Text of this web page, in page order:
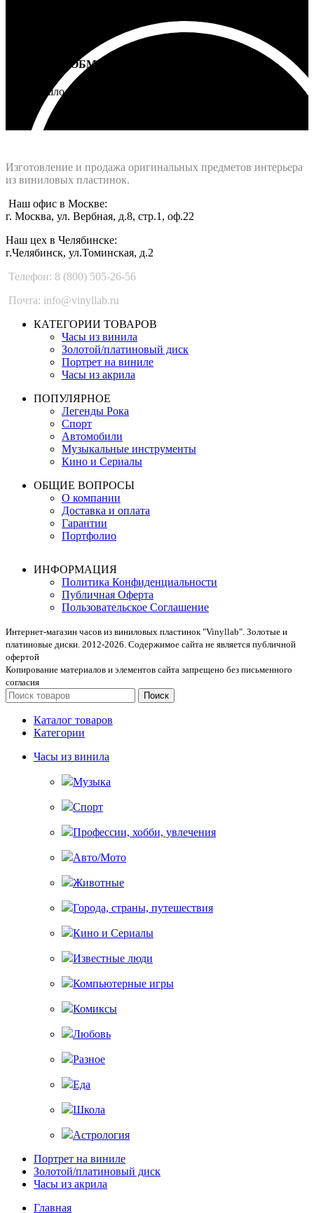
ВОЗВРАТ И ОБМЕН
Не подошло - вернем деньги
Изготовление и продажа оригинальных предметов интерьера
из виниловых пластинок.
Наш офис в Москве:
г. Москва, ул. Вербная, д.8, стр.1, оф.22
Наш цех в Челябинске:
г.Челябинск, ул.Томинская, д.2
Телефон: 8 (800) 505-26-56
Почта: info@vinyllab.ru
КАТЕГОРИИ ТОВАРОВ
Часы из винила
Золотой/платиновый диск
Портрет на виниле
Часы из акрила
ПОПУЛЯРНОЕ
Легенды Рока
Спорт
Автомобили
Музыкальные инструменты
Кино и Сериалы
ОБЩИЕ ВОПРОСЫ
О компании
Доставка и оплата
Гарантии
Портфолио
ИНФОРМАЦИЯ
Политика Конфиденциальности
Публичная Оферта
Пользовательское Соглашение
Интернет-магазин часов из виниловых пластинок "Vinyllab". Золотые и
платиновые диски. 2012-2026. Содержимое сайта не является публичной
офертой
Копирование материалов и элементов сайта запрещено без письменного
согласия
Поиск
Каталог товаров
Категории
Часы из винила
Музыка
Спорт
Профессии, хобби, увлечения
Авто/Мото
Животные
Города, страны, путешествия
Кино и Сериалы
Известные люди
Компьютерные игры
Комиксы
Любовь
Разное
Еда
Школа
Астрология
Портрет на виниле
Золотой/платиновый диск
Часы из акрила
Главная